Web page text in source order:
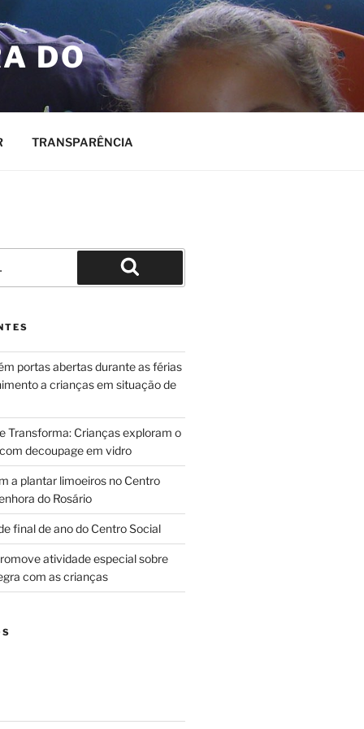
DO
TRANSPARÊNCIA
Pesquisar
portas abertas durante as férias
a crianças em situação de
Transforma: Crianças exploram o
decoupage em vidro
a plantar limoeiros no Centro
do Rosário
final de ano do Centro Social
atividade especial sobre
com as crianças